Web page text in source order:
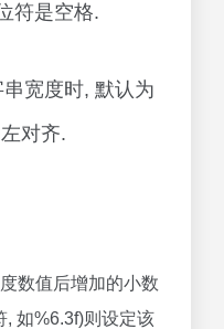
符是空格.
宽度时, 默认为
对齐.
数值后增加的小数
, 如%6.3f)则设定该